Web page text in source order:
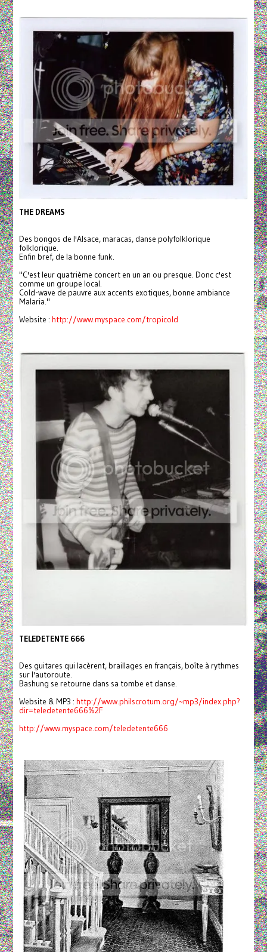
THE DREAMS
Des bongos de l'Alsace, maracas, danse polyfolklorique
folklorique.
Enfin bref, de la bonne funk.
"C'est leur quatrième concert en un an ou presque. Donc c'est
comme un groupe local.
Cold-wave de pauvre aux accents exotiques, bonne ambiance
Malaria."
Website : http://www.myspace.com/tropicold
TELEDETENTE 666
Des guitares qui lacèrent, braillages en français, boîte à rythmes
sur l'autoroute.
Bashung se retourne dans sa tombe et danse.
Website & MP3 : http://www.philscrotum.org/~mp3/index.php?
dir=teledetente666%2F
http://www.myspace.com/teledetente666